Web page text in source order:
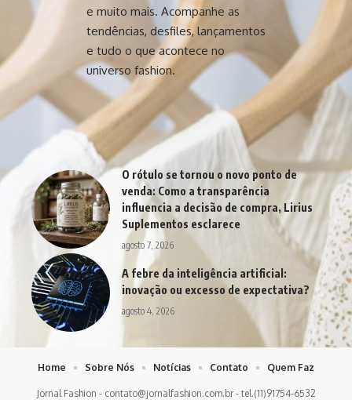
e muito mais. Acompanhe as
tendências, desfiles, lançamentos
e tudo o que acontece no
universo fashion.
O rótulo se tornou o novo ponto de
venda: Como a transparência
influencia a decisão de compra, Lirius
Suplementos esclarece
agosto 7, 2026
A febre da inteligência artificial:
inovação ou excesso de expectativa?
agosto 4, 2026
Jornal Fashion - contato@jornalfashion.com.br- tel.(11)91754-6532
Home Sobre Nós Notícias Contato Quem Faz